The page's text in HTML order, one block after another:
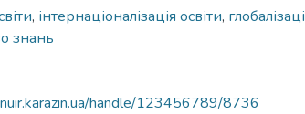
, інтернаціоналізація освіти,
знань
handle/123456789/8736